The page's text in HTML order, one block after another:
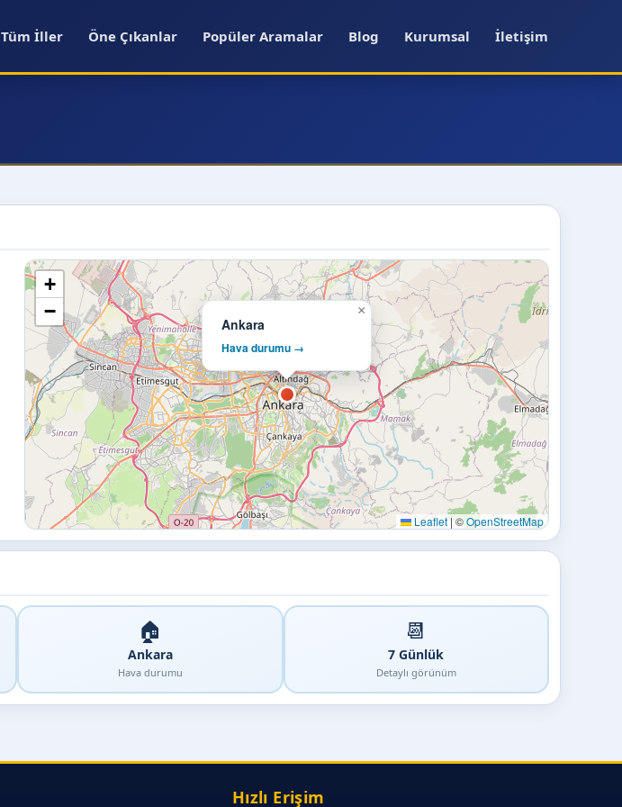
Tüm İller Öne Çıkanlar Popüler Aramalar Blog Kurumsal İletişim
Ankara
Hava durumu →
×
+
−
Leaflet | ©OpenStreetMap
🏠
Ankara
Hava durumu
📆
7 Günlük
Detaylı görünüm
Hızlı Erişim